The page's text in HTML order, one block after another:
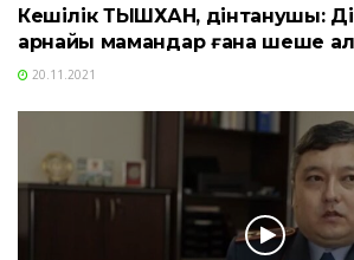
Кеңшілік ТЫШХАН, дінтанушы:
арнайы мамандар ғана шеше
20.11.2021